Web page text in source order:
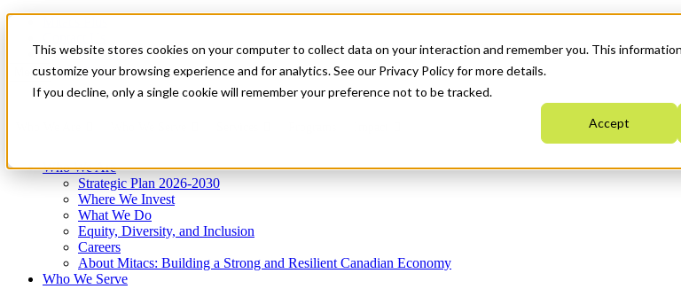
This website stores cookies on your computer to collect data on your interaction and remember you. This
customize your browsing experience and for analytics. See our Privacy Policy for more details.
If you decline, only a single cookie will remember your preference not to be tracked.
Accept
News & Events
Get Started
Menu
Who We Are
Strategic Plan 2026-2030
Where We Invest
What We Do
Equity, Diversity, and Inclusion
Careers
About Mitacs: Building a Strong and Resilient Canadian Economy
Who We Serve